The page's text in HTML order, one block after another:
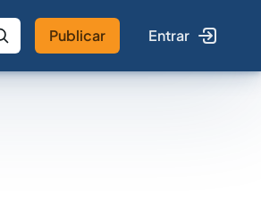
Publicar Entrar